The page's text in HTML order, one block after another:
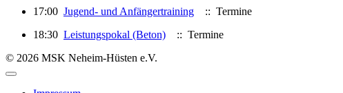
17:00 Jugend- und Anfängertraining
:: Termine
18:30 Leistungspokal (Beton)
:: Termine
© 2026 MSK Neheim-Hüsten e.V.